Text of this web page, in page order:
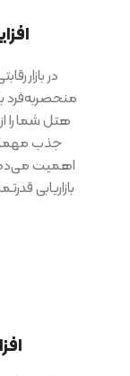
در بازار
منحصربه‌فرد
هتل شما را
جذب
اهمیت
بازاریابی